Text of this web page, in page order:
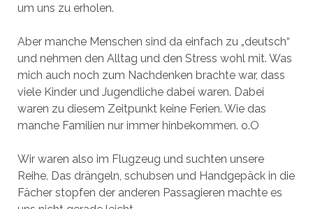
um uns zu erholen.
Aber manche Menschen sind da einfach zu „deutsch“
und nehmen den Alltag und den Stress wohl mit. Was
mich auch noch zum Nachdenken brachte war, dass
viele Kinder und Jugendliche dabei waren. Dabei
waren zu diesem Zeitpunkt keine Ferien. Wie das
manche Familien nur immer hinbekommen. o.O
Wir waren also im Flugzeug und suchten unsere
Reihe. Das drängeln, schubsen und Handgepäck in die
Fächer stopfen der anderen Passagieren machte es